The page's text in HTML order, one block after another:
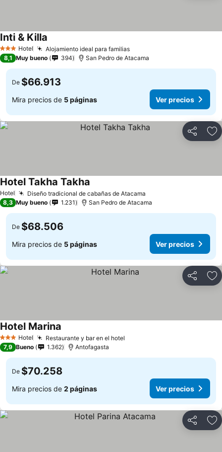
3 Estrellas
Hotel Alojamiento ideal para familiasVer precios
Inti & Killa
8,1 Muy bueno 394 San Pedro de Atacama
De $66.913
Mira precios de 5 páginas Ver precios
Compartir
Hotel Diseño tradicional de cabañas de Atacama
Hotel Takha Takha
8,3 Muy bueno 1.231 San Pedro de Atacama
De $68.506
Mira precios de 5 páginas Ver precios
Compartir
3 Estrellas
Hotel Restaurante y bar en el hotel
Hotel Marina
7,9 Bueno 1.362 Antofagasta
De $70.258
Mira precios de 2 páginas Ver precios
Compartir